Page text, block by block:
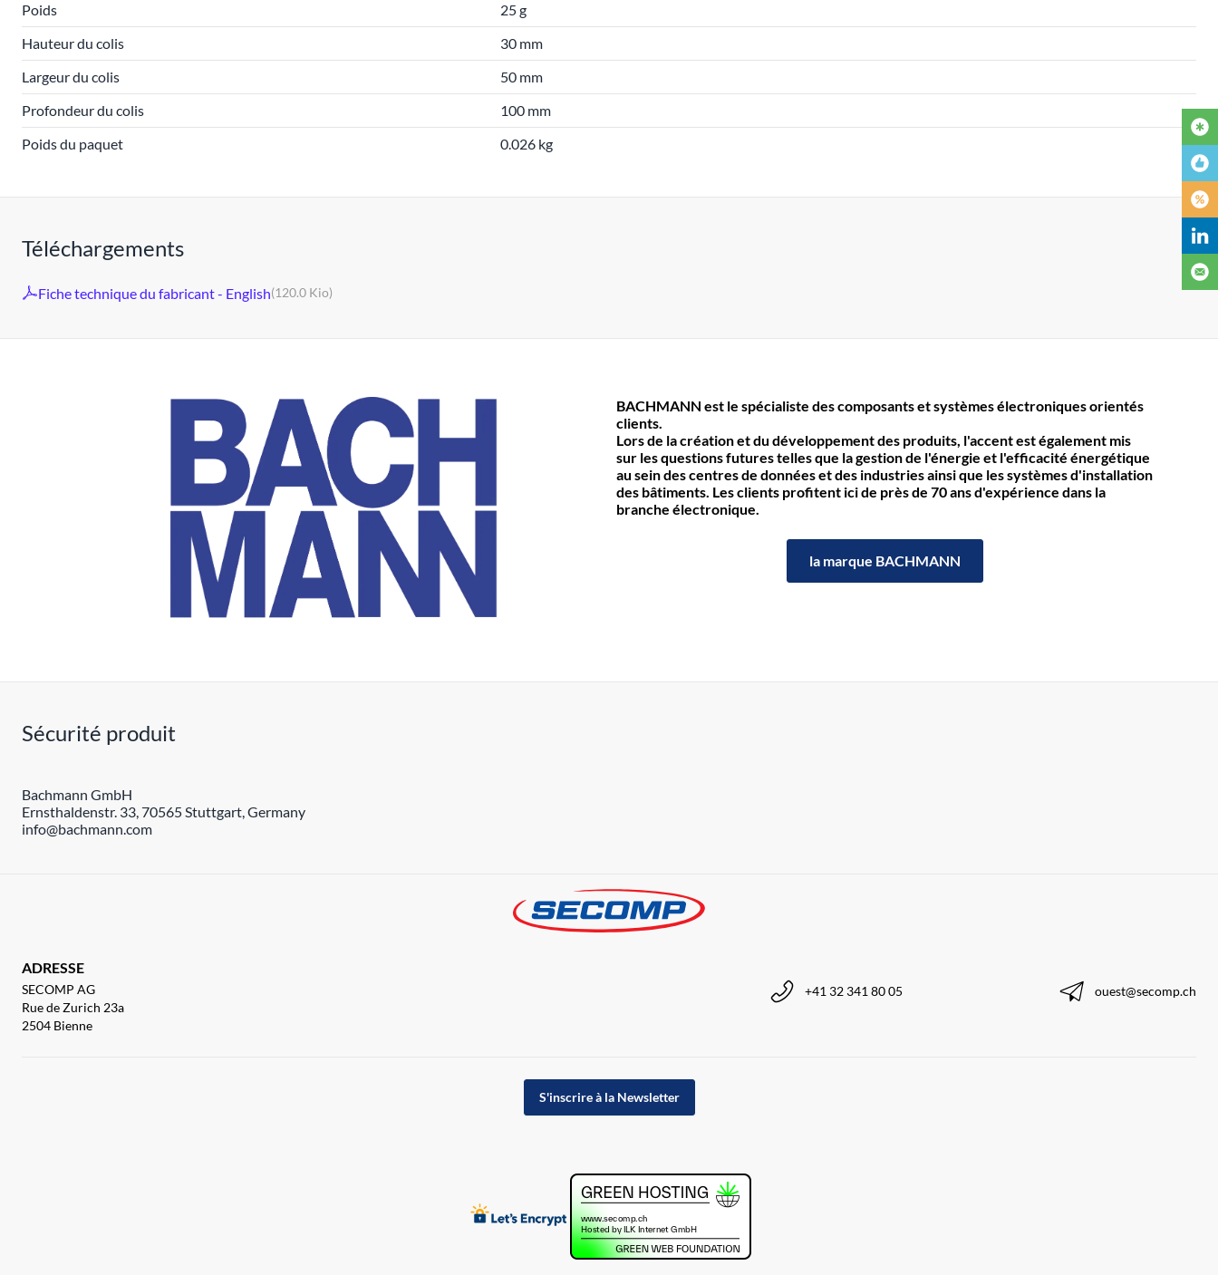
Poids
25 g
Hauteur du colis
30 mm
Largeur du colis
50 mm
Profondeur du colis
100 mm
Poids du paquet
0.026 kg
Téléchargements
Fiche technique du fabricant - English(120.0 Kio)
BACHMANN est le spécialiste des composants et systèmes électroniques orientés
clients.
Lors de la création et du développement des produits, l'accent est également mis
sur les questions futures telles que la gestion de l'énergie et l'efficacité énergétique
au sein des centres de données et des industries ainsi que les systèmes d'installation
des bâtiments. Les clients profitent ici de près de 70 ans d'expérience dans la
branche électronique.
la marque BACHMANN
Sécurité produit
Bachmann GmbH
Ernsthaldenstr. 33, 70565 Stuttgart, Germany
info@bachmann.com
ADRESSE
SECOMP AG
Rue de Zurich 23a
2504 Bienne
+41 32 341 80 05 ouest@secomp.ch
S'inscrire à la Newsletter